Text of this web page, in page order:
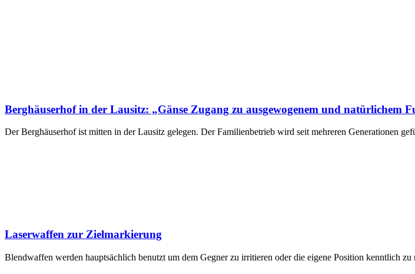
Berghäuserhof in der Lausitz: „Gänse Zugang zu ausgewogenem und natürlichem
Der Berghäuserhof ist mitten in der Lausitz gelegen. Der Familienbetrieb wird seit mehreren Generationen
Laserwaffen zur Zielmarkierung
Blendwaffen werden hauptsächlich benutzt um dem Gegner zu irritieren oder die eigene Position kenntlich